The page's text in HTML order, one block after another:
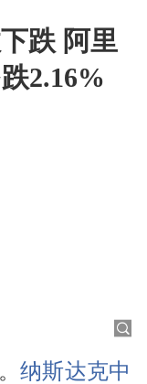
跌 阿里
2.16%
纳斯达克中